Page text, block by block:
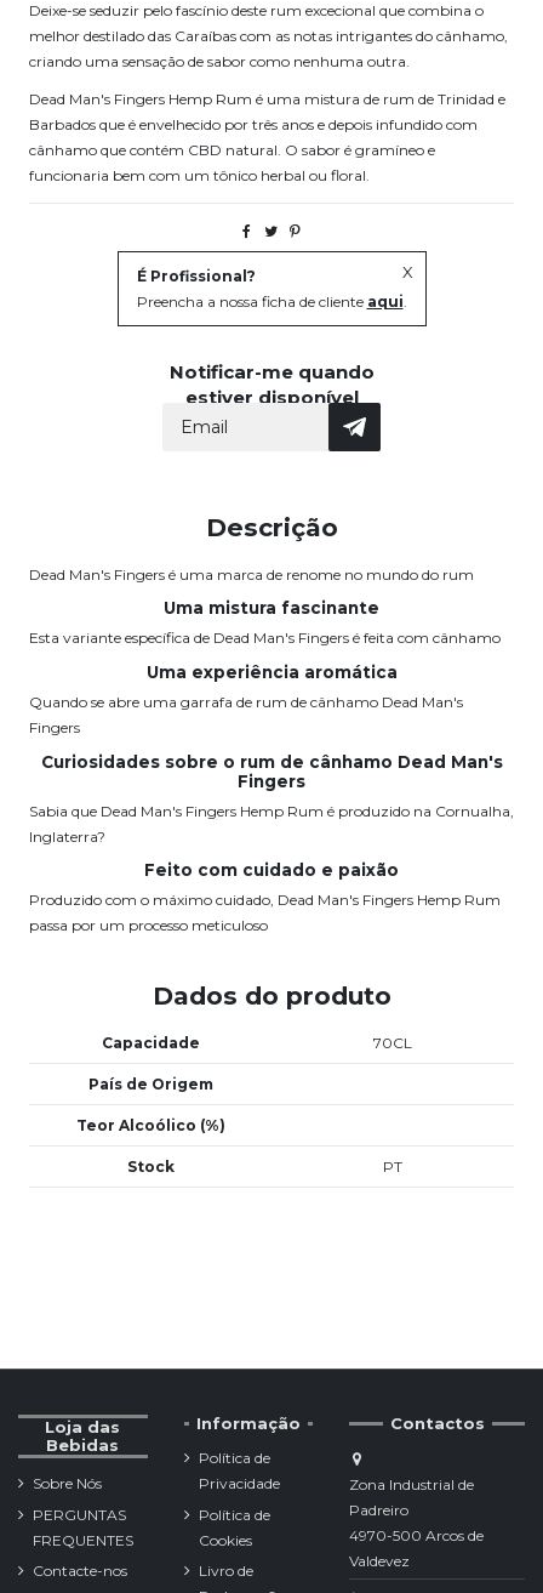
Deixe-se seduzir pelo fascínio deste rum excecional que combina o
melhor destilado das Caraíbas com as notas intrigantes do cânhamo,
criando uma sensação de sabor como nenhuma outra.
Dead Man's Fingers Hemp Rum é uma mistura de rum de Trinidad e
Barbados que é envelhecido por três anos e depois infundido com
cânhamo que contém CBD natural. O sabor é gramíneo e
funcionaria bem com um tônico herbal ou floral.
É Profissional?
Preencha a nossa ficha de cliente aqui
X
Notificar-me quando
estiver disponível
Descrição
Dead Man's Fingers é uma marca de renome no mundo do rum
Uma mistura fascinante
Esta variante específica de Dead Man's Fingers é feita com cânhamo
Uma experiência aromática
Quando se abre uma garrafa de rum de cânhamo Dead Man's
Fingers
Curiosidades sobre o rum de cânhamo Dead Man's
Fingers
Sabia que Dead Man's Fingers Hemp Rum é produzido na Cornualha,
Inglaterra?
Feito com cuidado e paixão
Produzido com o máximo cuidado, Dead Man's Fingers Hemp Rum
passa por um processo meticuloso
Dados do produto
Capacidade 70CL
País de Origem
Teor Alcoólico (%)
Stock PT
Loja das
Bebidas
Sobre Nós
PERGUNTAS
FREQUENTES
Contacte-nos
Informação
Política de
Privacidade
Política de
Cookies
Livro de
Contactos
Zona Industrial de
Padreiro
4970-500 Arcos de
Valdevez